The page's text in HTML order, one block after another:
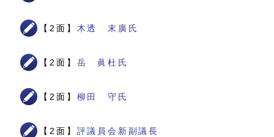
【2面】 木透 末廣氏
【2面】 岳 眞杜氏
【2面】 柳田 守氏
【2面】 評議員会新副議長